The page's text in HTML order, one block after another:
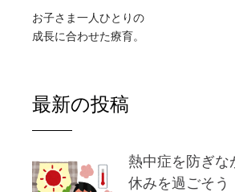
お子さま一人ひとりの
成長に合わせた療育。
最新の投稿
熱中症を防ぎな
休みを過ごそう